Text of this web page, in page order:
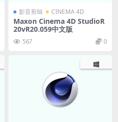
影音剪辑 CINEMA 4D
Maxon Cinema 4D StudioR
20vR20.059中文版
567 0